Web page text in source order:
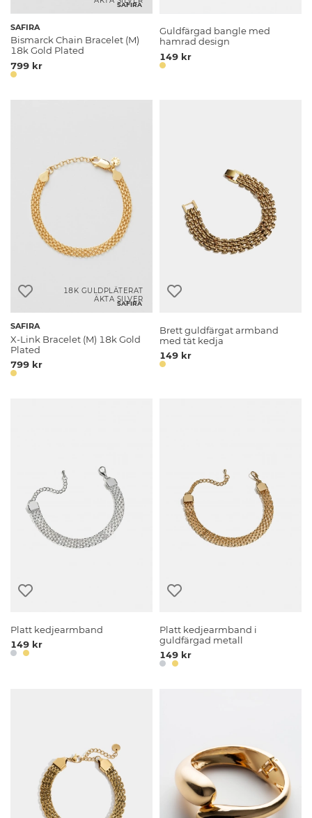
SAFIRA
SAFIRA
Bismarck Chain Bracelet (M)
18k Gold Plated
799 kr
Guldfärgad bangle med
hamrad design
149 kr
SAFIRA
18K GULDPLÄTERAT
ÄKTA SILVER
SAFIRA
X-Link Bracelet (M) 18k Gold
Plated
799 kr
Brett guldfärgat armband
med tät kedja
149 kr
Platt kedjearmband
149 kr
Platt kedjearmband i
guldfärgad metall
149 kr